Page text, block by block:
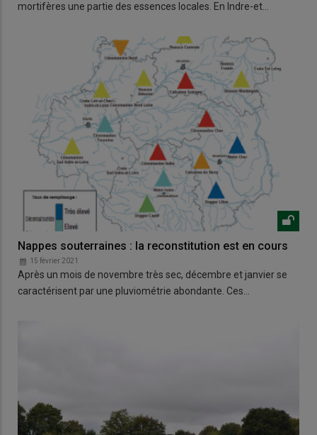
mortifères une partie des essences locales. En Indre-et…
Nappes souterraines : la reconstitution est en cours
15 février 2021
Après un mois de novembre très sec, décembre et janvier se
caractérisent par une pluviométrie abondante. Ces…